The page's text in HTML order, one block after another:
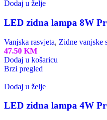
Dodaj u želje
LED zidna lampa 8W
Vanjska rasvjeta, Zidne vanjske
47.50 KM
Dodaj u košaricu
Brzi pregled
Dodaj u želje
LED zidna lampa 4W